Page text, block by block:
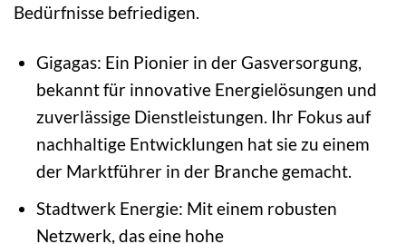
Bedürfnisse befriedigen.
Gigagas: Ein Pionier in der Gasversorgung,
bekannt für innovative Energielösungen und
zuverlässige Dienstleistungen. Ihr Fokus auf
nachhaltige Entwicklungen hat sie zu einem
der Marktführer in der Branche gemacht.
Stadtwerk Energie: Mit einem robusten
Netzwerk, das eine hohe